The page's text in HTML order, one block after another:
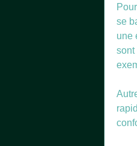
se
une
sont